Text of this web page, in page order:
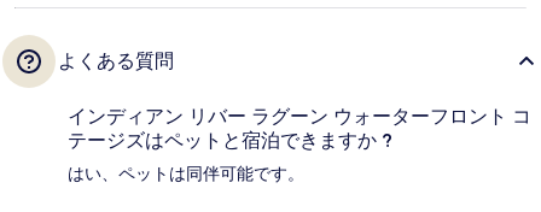
よくある質問
インディアン リバー ラグーン ウォーターフロント コ
テージズはペットと宿泊できますか ?
はい、ペットは同伴可能です。